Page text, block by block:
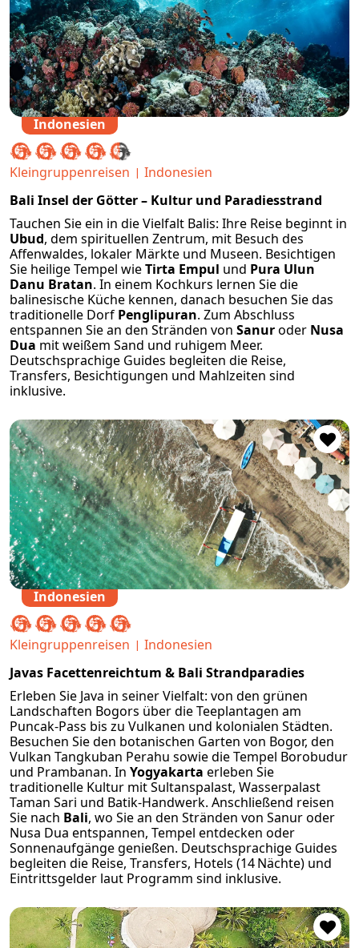
Indonesien
Kleingruppenreisen
Indonesien
Bali Insel der Götter – Kultur und Paradiesstrand
Tauchen Sie ein in die Vielfalt Balis: Ihre Reise beginnt in
Ubud, dem spirituellen Zentrum, mit Besuch des
Affenwaldes, lokaler Märkte und Museen. Besichtigen
Sie heilige Tempel wieTirta Empul und Pura Ulun
Danu Bratan. In einem Kochkurs lernen Sie die
balinesische Küche kennen, danach besuchen Sie das
traditionelle Dorf Penglipuran. Zum Abschluss
entspannen Sie an den Stränden von Sanuroder Nusa
Dua mit weißem Sand und ruhigem Meer.
Deutschsprachige Guides begleiten die Reise,
Transfers, Besichtigungen und Mahlzeiten sind
inklusive.
Indonesien
Kleingruppenreisen
Indonesien
Javas Facettenreichtum & Bali Strandparadies
Erleben Sie Java in seiner Vielfalt: von den grünen
Landschaften Bogors über die Teeplantagen am
Puncak-Pass bis zu Vulkanen und kolonialen Städten.
Besuchen Sie den botanischen Garten von Bogor, den
Vulkan Tangkuban Perahu sowie die Tempel Borobudur
und Prambanan. In Yogyakarta erleben Sie
traditionelle Kultur mit Sultanspalast, Wasserpalast
Taman Sari und Batik-Handwerk. Anschließend reisen
Sie nach Bali, wo Sie an den Stränden von Sanur oder
Nusa Dua entspannen, Tempel entdecken oder
Sonnenaufgänge genießen. Deutschsprachige Guides
begleiten die Reise, Transfers, Hotels (14 Nächte) und
Eintrittsgelder laut Programm sind inklusive.